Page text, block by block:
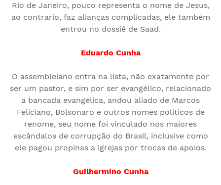
Rio de Janeiro, pouco representa o nome de Jesus,
ao contrario, faz alianças complicadas, ele também
entrou no dossiê de Saad.
Eduardo Cunha
O assembleiano entra na lista, não exatamente por
ser um pastor, e sim por ser evangélico, relacionado
a bancada evangélica, andou aliado de Marcos
Feliciano, Bolsonaro e outros nomes políticos de
renome, seu nome foi vinculado nos maiores
escândalos de corrupção do Brasil, inclusive como
ele pagou propinas a igrejas por trocas de apoios.
Guilhermino Cunha